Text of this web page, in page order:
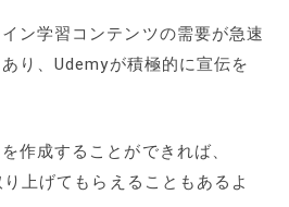
ン学習コンテンツの需要が急速
り、Udemyが積極的に宣伝を
作成することができれば、
上げてもらえることもあるよ